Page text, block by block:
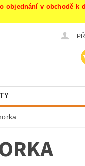
objednání v obchodě